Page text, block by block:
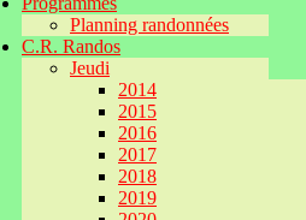
Planning randonnées
C.R. Randos
Jeudi
2014
2015
2016
2017
2018
2019